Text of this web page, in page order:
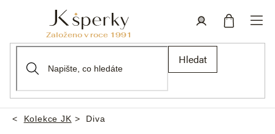
Hledat
Domů
Kolekce JK Diva